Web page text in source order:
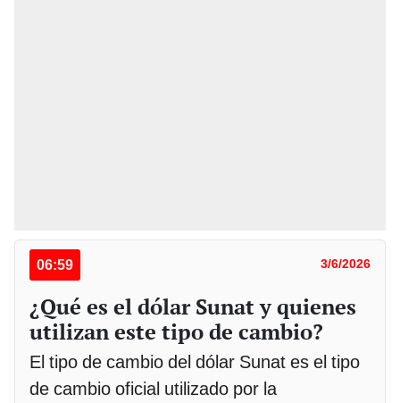
06:59 3/6/2026
¿Qué es el dólar Sunat y quienes
utilizan este tipo de cambio?
El tipo de cambio del dólar Sunat es el tipo
de cambio oficial utilizado por la